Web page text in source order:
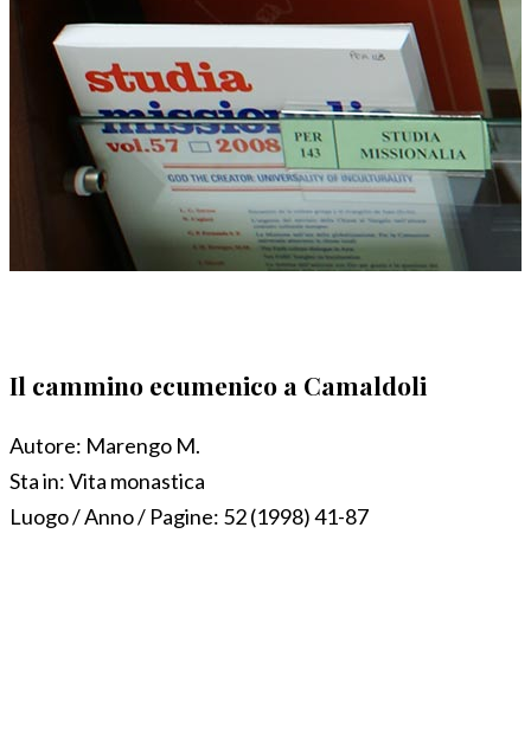
Il cammino ecumenico a Camaldoli
Autore: Marengo M.
Sta in:Vita monastica
Luogo / Anno / Pagine: 52 (1998) 41-87